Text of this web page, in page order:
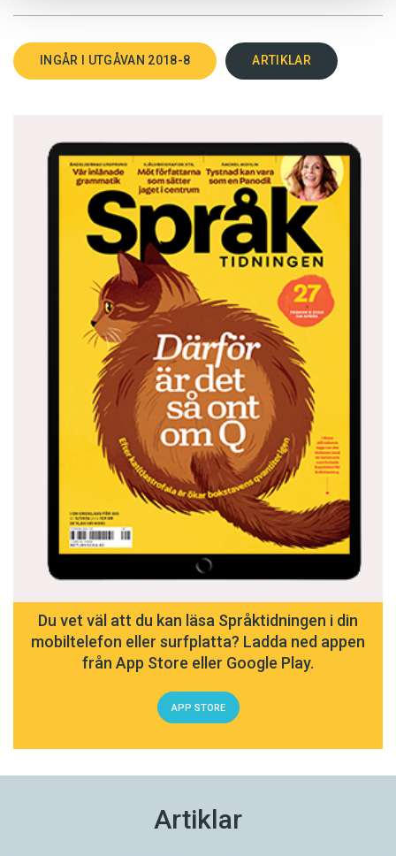
INGÅR I UTGÅVAN 2018-8 ARTIKLAR
Du vet väl att du kan läsa Språktidningen i din
mobiltelefon eller surfplatta? Ladda ned appen
från App Store eller Google Play.
APP STORE
Artiklar